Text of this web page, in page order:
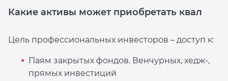
Какие активы может приобретать квал
Цель профессиональных инвесторов – доступ к:
Паям закрытых фондов. Венчурных, хедж-,
прямых инвестиций